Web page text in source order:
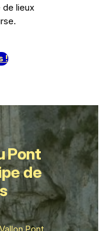
de lieux
!
Pont
de